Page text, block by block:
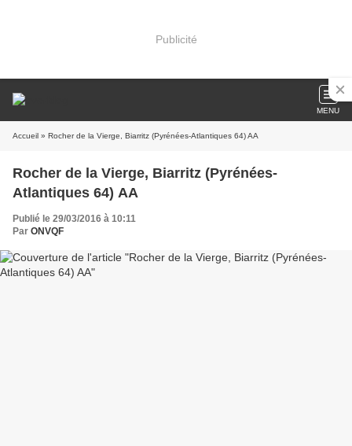
Publicité
MENU
Accueil » Rocher de la Vierge, Biarritz (Pyrénées-Atlantiques 64) AA
Rocher de la Vierge, Biarritz (Pyrénées-
Atlantiques 64) AA
Publié le 29/03/2016 à 10:11
Par ONVQF